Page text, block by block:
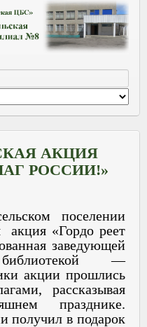
АКЦИЯ
РОССИИ!»
поселении
акция «Гордо реет
заведующей
библиотекой —
акции прошлись
рассказывая
празднике.
получил в подарок